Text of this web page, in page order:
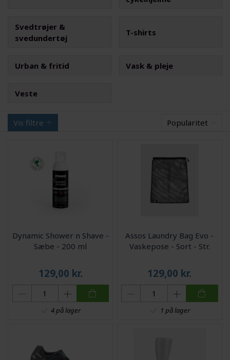
Svedtrøjer &
svedundertøj
T-shirts
Urban & fritid Vask & pleje
Veste
Vis filtre Popularitet
Dynamic Shower n Shave -
Sæbe - 200 ml
129,00 kr.
4 på lager
Assos Laundry Bag Evo -
Vaskepose - Sort - Str.
129,00 kr.
1 på lager